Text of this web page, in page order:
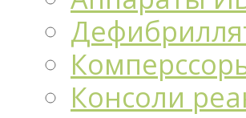
Консоли